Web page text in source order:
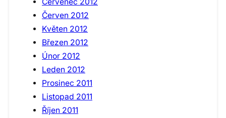
Červen 2012
Květen 2012
Březen 2012
Únor 2012
Leden 2012
Prosinec 2011
Listopad 2011
Říjen 2011